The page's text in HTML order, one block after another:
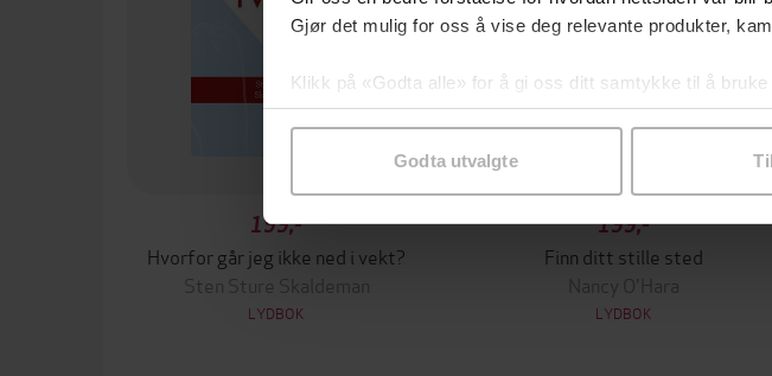
Gjør det mulig for oss å vise deg relevante produkter,
Klikk på «Godta alle» for å gi oss ditt samtykke til å
samtykke til spesifikke formål ved å klikke på
Godta utvalgte
199,-
Hvorfor går jeg ikke ned i vekt?
Sten Sture Skaldeman
LYDBOK
199,-
Finn ditt stille sted
Nancy O'Hara
LYDBOK